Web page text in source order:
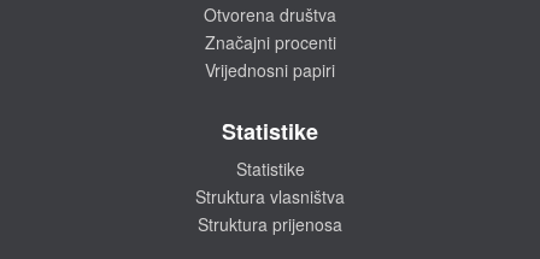
Otvorena društva
Značajni procenti
Vrijednosni papiri
Statistike
Statistike
Struktura vlasništva
Struktura prijenosa